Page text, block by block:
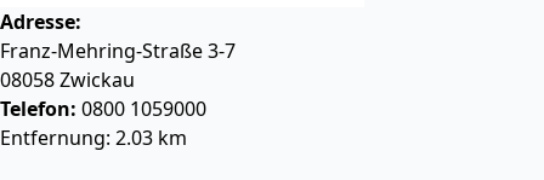
Adresse:
Franz-Mehring-Straße 3-7
08058Zwickau
Telefon: 0800 1059000
Entfernung: 2.03 km